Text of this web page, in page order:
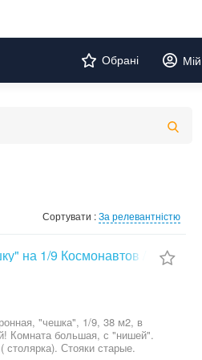
Обрані
Сортувати :За релевантністю
на 1/9 Космонавтов /
"чешка", 1/9, 38 м2, в
Комната большая, с "нишей".
Стояки старые.